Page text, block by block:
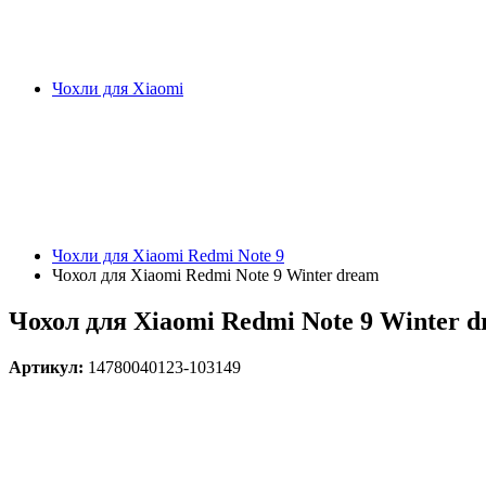
Чохли для Xiaomi
Чохли для Xiaomi Redmi Note 9
Чохол для Xiaomi Redmi Note 9 Winter dream
Чохол для Xiaomi Redmi Note 9 Winter
Артикул: 14780040123-103149